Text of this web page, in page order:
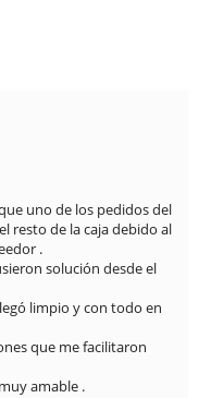
con Airsof yecla. El servicio
momento. Me
para el problema que tenía
una atención muy profesional
y además se nota que
arma, revisión completa y
funcionamiento. La
buena durante todo el proceso.
recomendable por
con la que trabajan.